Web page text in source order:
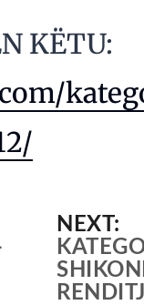
KËTU:
NEXT: